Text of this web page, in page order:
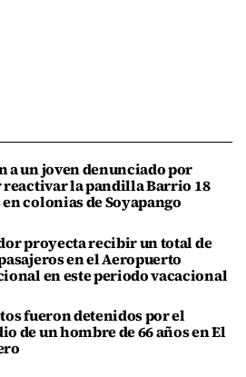
a un joven denunciado por
la pandilla Barrio 18
colonias de Soyapango
proyecta recibir un total de
en el Aeropuerto
en este periodo vacacional
fueron detenidos por el
de un hombre de 66 años en El